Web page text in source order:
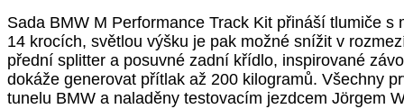
Sada BMW M Performance Track Kit přináší tlumiče
14 krocích, světlou výšku je pak možné snížit v
přední splitter a posuvné zadní křídlo, inspirované
dokáže generovat přítlak až 200 kilogramů. Všechny
tunelu BMW a naladěny testovacím jezdcem Jörgem